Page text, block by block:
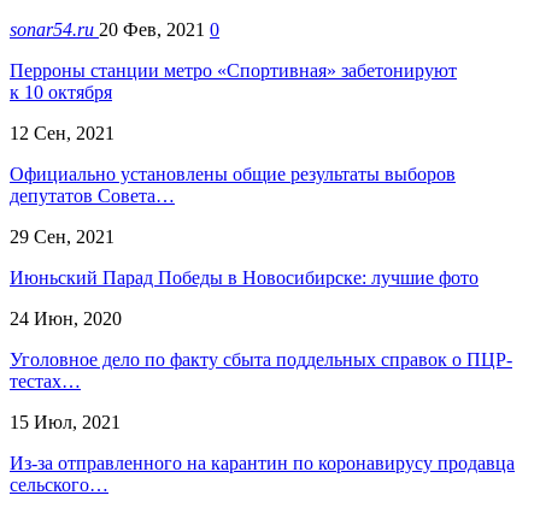
sonar54.ru 20 Фев, 2021 0
Перроны станции метро «Спортивная» забетонируют
к 10 октября
12 Сен, 2021
Официально установлены общие результаты выборов
депутатов Совета…
29 Сен, 2021
Июньский Парад Победы в Новосибирске: лучшие фото
24 Июн, 2020
Уголовное дело по факту сбыта поддельных справок о ПЦР-
тестах…
15 Июл, 2021
Из-за отправленного на карантин по коронавирусу продавца
сельского…